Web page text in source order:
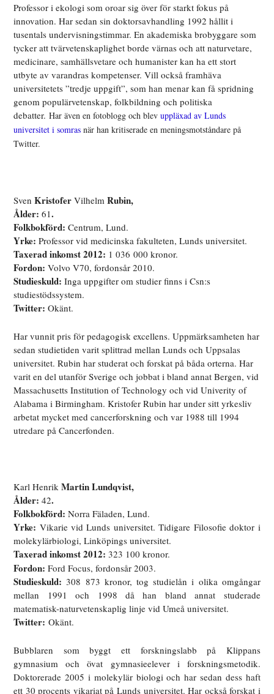
Professor i ekologi som oroar sig över för starkt fokus på
innovation. Har sedan sin doktorsavhandling 1992 hållit i
tusentals undervisningstimmar. En akademiska brobyggare som
tycker att tvärvetenskaplighet borde värnas och att naturvetare,
medicinare, samhällsvetare och humanister kan ha ett stort
utbyte av varandras kompetenser. Vill också framhäva
universitetets ”tredje uppgift”, som han menar kan få spridning
genom populärvetenskap, folkbildning och politiska
debatter.Har även en fotoblogg och blevuppläxad av Lunds
universitet i somras när han kritiserade en meningsmotståndare på
Twitter.
SvenKristofer Vilhelm Rubin,
Ålder:61.
Folkbokförd: Centrum, Lund.
Yrke:Professor vid medicinska fakulteten, Lunds universitet.
Taxerad inkomst 2012: 1 036 000 kronor.
Fordon: Volvo V70, fordonsår 2010.
Studieskuld:Inga uppgifter om studier finns i Csn:s
studiestödssystem.
Twitter: Okänt.
Har vunnit pris för pedagogisk excellens. Uppmärksamheten har
sedan studietiden varit splittrad mellan Lunds och Uppsalas
universitet. Rubin har studerat och forskat på båda orterna. Har
varit en del utanför Sverige och jobbat i bland annat Bergen, vid
Massachusetts Institution of Technology och vid Univerity of
Alabama i Birmingham. Kristofer Rubin har under sitt yrkesliv
arbetat mycket med cancerforskning och var 1988 till 1994
utredare på Cancerfonden.
Karl Henrik Martin Lundqvist,
Ålder:42.
Folkbokförd:Norra Fäladen, Lund.
Yrke: Vikarie vid Lunds universitet. Tidigare Filosofie doktor i
molekylärbiologi, Linköpings universitet.
Taxerad inkomst 2012:323 100 kronor.
Fordon:Ford Focus, fordonsår 2003.
Studieskuld: 308 873 kronor, tog studielån i olika omgångar
mellan 1991 och 1998 då han bland annat studerade
matematisk-naturvetenskaplig linje vid Umeå universitet.
Twitter:Okänt.
Bubblaren som byggt ett forskningslabb på Klippans
gymnasium och övat gymnasieelever i forskningsmetodik.
Doktorerade 2005 i molekylär biologi och har sedan dess haft
ett 30 procents vikariat på Lunds universitet. Har också forskat i